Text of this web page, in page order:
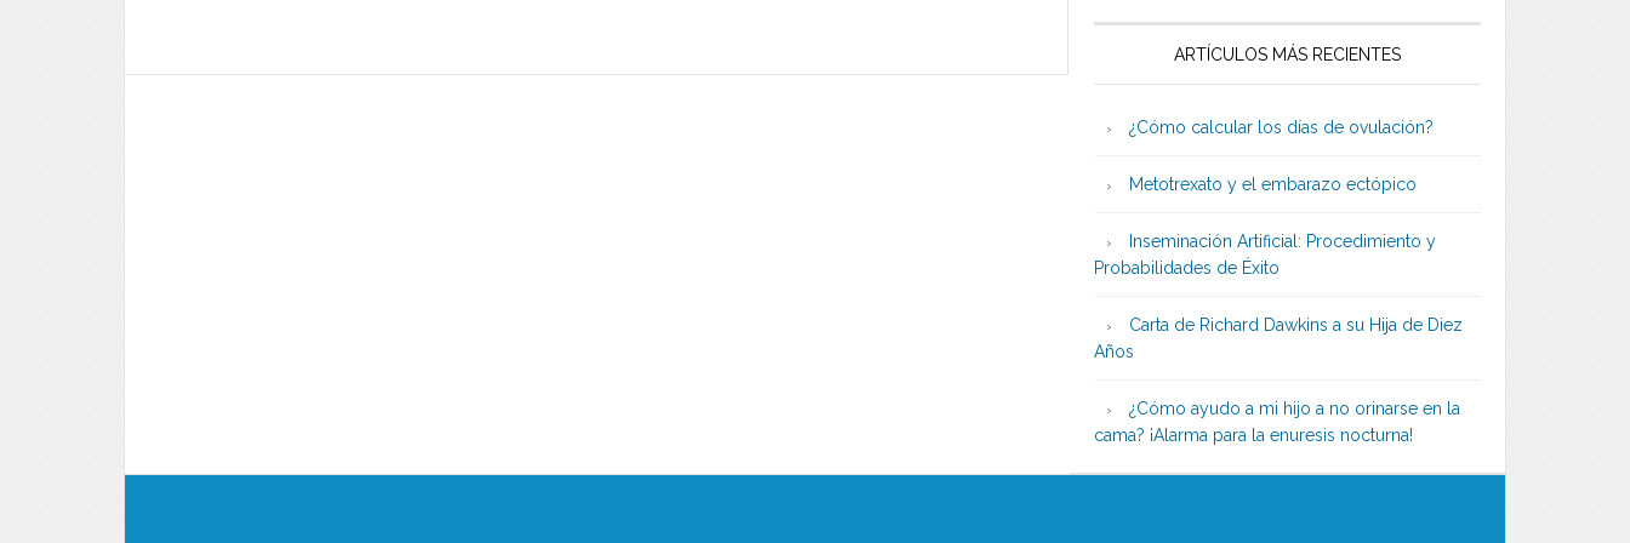
ARTÍCULOS MÁS RECIENTES
¿Cómo calcular los días de ovulación?
Metotrexato y el embarazo ectópico
Inseminación Artificial: Procedimiento y
Probabilidades de Éxito
Carta de Richard Dawkins a su Hija de Diez
Años
¿Cómo ayudo a mi hijo a no orinarse en la
cama? ¡Alarma para la enuresis nocturna!